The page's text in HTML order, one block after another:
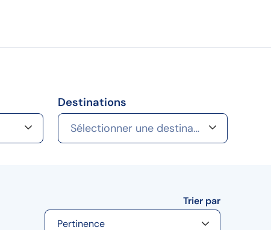
Destinations
Sélectionner une destination
Trier par